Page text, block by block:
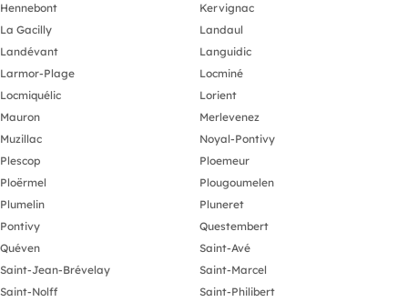
Hennebont
Kervignac
La Gacilly
Landaul
Landévant
Languidic
Larmor-Plage
Locminé
Locmiquélic
Lorient
Mauron
Merlevenez
Muzillac
Noyal-Pontivy
Plescop
Ploemeur
Ploërmel
Plougoumelen
Plumelin
Pluneret
Pontivy
Questembert
Quéven
Saint-Avé
Saint-Jean-Brévelay
Saint-Marcel
Saint-Nolff
Saint-Philibert